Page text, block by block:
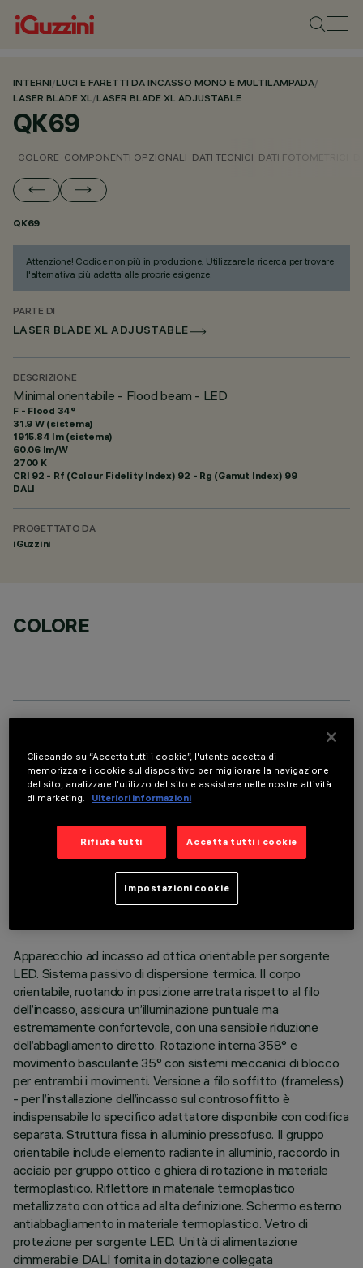
INTERNI/LUCI E FARETTI DA INCASSO MONO E MULTILAMPADA/
LASER BLADE XL/LASER BLADE XL ADJUSTABLE
QK69
COLORE COMPONENTI OPZIONALI DATI TECNICI DATI FOTOMETRICI
QK69
Attenzione! Codice non più in produzione. Utilizzare la ricerca per trovare
l'alternativa più adatta alle proprie esigenze.
PARTE DI
LASER BLADE XL ADJUSTABLE
DESCRIZIONE
Minimal orientabile - Flood beam - LED
F - Flood 34°
31.9 W (sistema)
1915.84 lm (sistema)
60.06 lm/W
2700 K
CRI 92 - Rf (Colour Fidelity Index) 92 - Rg (Gamut Index) 99
DALI
PROGETTATO DA
iGuzzini
COLORE
DATI TECNICI
ULTIMO AGGIORNAMENTO: 06/08/2026
Apparecchio ad incasso ad ottica orientabile per sorgente
LED. Sistema passivo di dispersione termica. Il corpo
orientabile, ruotando in posizione arretrata rispetto al filo
dell’incasso, assicura un’illuminazione puntuale ma
estremamente confortevole, con una sensibile riduzione
dell’abbagliamento diretto. Rotazione interna 358° e
movimento basculante 35° con sistemi meccanici di blocco
per entrambi i movimenti. Versione a filo soffitto (frameless)
- per l’installazione dell’incasso sul controsoffitto è
indispensabile lo specifico adattatore disponibile con codifica
separata. Struttura fissa in alluminio pressofuso. Il gruppo
orientabile include elemento radiante in alluminio, raccordo in
acciaio per gruppo ottico e ghiera di rotazione in materiale
termoplastico. Riflettore in materiale termoplastico
metallizzato con ottica ad alta definizione. Schermo esterno
antiabbagliamento in materiale termoplastico. Vetro di
protezione per sorgente LED. Unità di alimentazione
dimmerabile DALI fornita in dotazione collegata
Cliccando su “Accetta tutti i cookie”, l'utente accetta di
memorizzare i cookie sul dispositivo per migliorare la navigazione
del sito, analizzare l'utilizzo del sito e assistere nelle nostre attività
di marketing.
Ulteriori informazioni
Rifiuta tutti Accetta tutti i cookie
Impostazioni cookie